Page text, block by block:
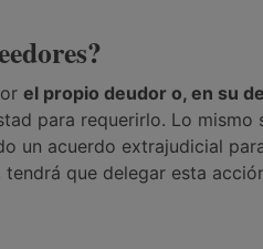
el propio deudor o, en su
para requerirlo. Lo mismo
un acuerdo extrajudicial
que delegar esta